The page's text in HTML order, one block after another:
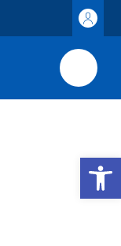
Apri la